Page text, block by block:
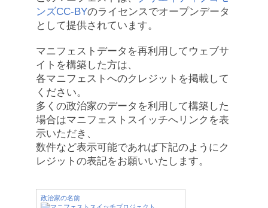
ンズCC-BYのライセンスでオープンデータ
として提供されています。
マニフェストデータを再利用してウェブサ
イトを構築した方は、
各マニフェストへのクレジットを掲載して
ください。
多くの政治家のデータを利用して構築した
場合はマニフェストスイッチへリンクを表
示いただき、
数件など表示可能であれば下記のようにク
レジットの表記をお願いいたします。
政治家の名前